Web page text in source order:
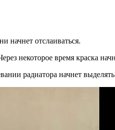
начнет отслаиваться.
некоторое время краска
радиатора начнет